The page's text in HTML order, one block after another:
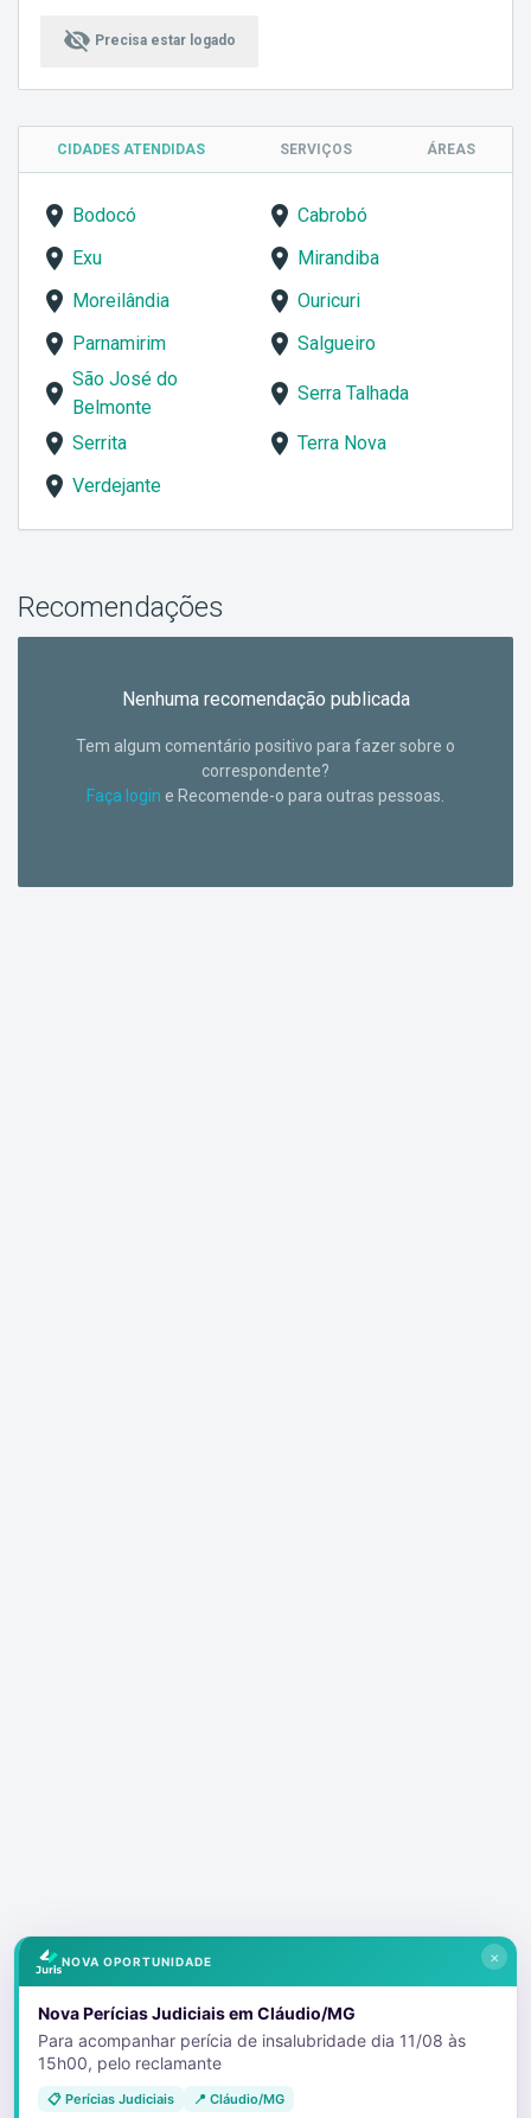
visibility_off Precisa estar logado
CIDADES ATENDIDAS SERVIÇOS ÁREAS
Bodocó
Cabrobó
Exu
Mirandiba
Moreilândia
Ouricuri
Parnamirim
Salgueiro
São José do
Belmonte
Serra Talhada
Serrita
Terra Nova
Verdejante
Recomendações
Nenhuma recomendação publicada
Tem algum comentário positivo para fazer sobre o
correspondente?
Faça login e Recomende-o para outras pessoas.
×
NOVA OPORTUNIDADE
Nova Perícias Judiciais em Cláudio/MG
Para acompanhar perícia de insalubridade dia 11/08 às
15h00, pelo reclamante
📋 Perícias Judiciais 📍 Cláudio/MG